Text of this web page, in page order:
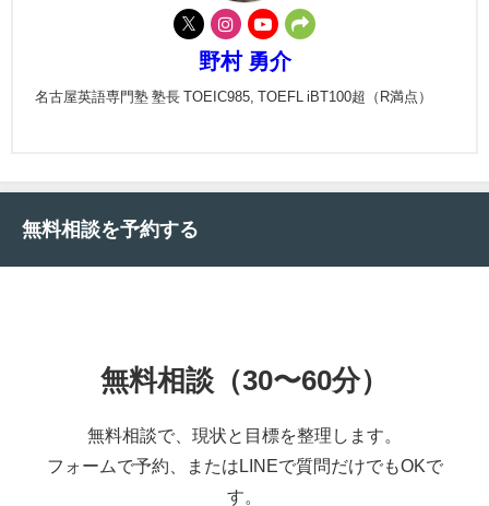
野村 勇介
名古屋英語専門塾 塾長 TOEIC985, TOEFL iBT100超（R満点）
無料相談を予約する
無料相談（30〜60分）
無料相談で、現状と目標を整理します。
フォームで予約、またはLINEで質問だけでもOKで
す。